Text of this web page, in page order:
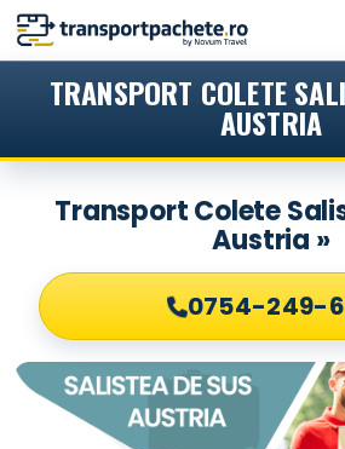
Sari
TRANSPORT COLETE
AUSTRIA
Transport Colete
Austria »
0754-249-